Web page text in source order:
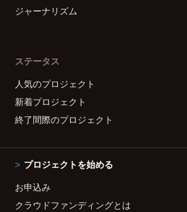
ジャーナリズム
ステータス
人気のプロジェクト
新着プロジェクト
終了間際のプロジェクト
プロジェクトを始める
お申込み
クラウドファンディングとは